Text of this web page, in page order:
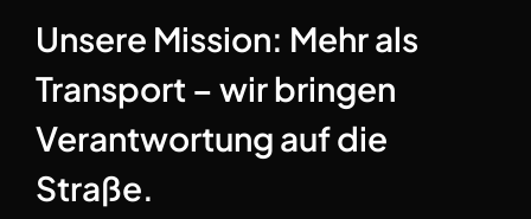
Unsere Mission: Mehr als
Transport – wir bringen
Verantwortung auf die
Straße.